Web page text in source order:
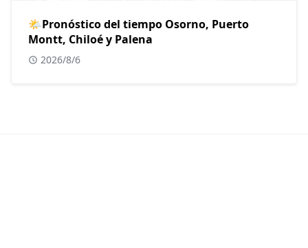
🌤Pronóstico del tiempo Osorno, Puerto
Montt, Chiloé y Palena
2026/8/6